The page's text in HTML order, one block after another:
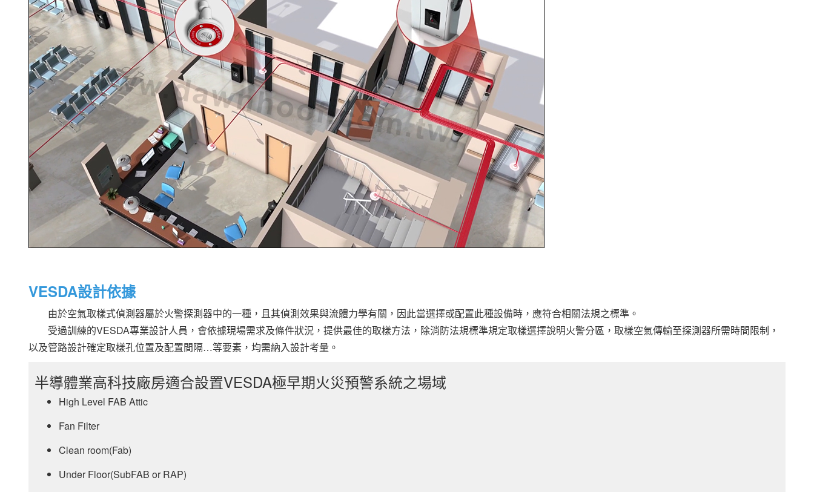
VESDA設計依據
由於空氣取樣式偵測器屬於火警探測器中的一種，且其偵測效果與流體力學有關，因此當選擇或配置此種設備時，應符合相關法規之標準。
受過訓練的VESDA專業設計人員，會依據現場需求及條件狀況，提供最佳的取樣方法，除消防法規標準規定取樣選擇說明火警分區，取樣空氣傳輸至探測器所需時間限制，
以及管路設計確定取樣孔位置及配置間隔…等要素，均需納入設計考量。
半導體業高科技廠房適合設置VESDA極早期火災預警系統之場域
High Level FAB Attic
Fan Filter
Clean room(Fab)
Under Floor(SubFAB or RAP)